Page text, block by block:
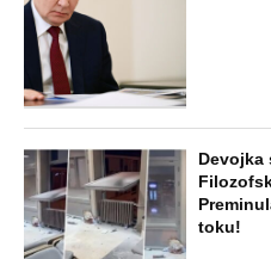
Devojka
toku!